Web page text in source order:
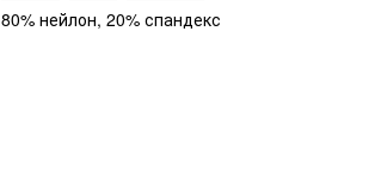
80% нейлон, 20% спандекс